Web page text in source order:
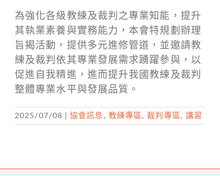
為強化各級教練及裁判之專業知能，提升
其執業素養與實務能力，本會特規劃辦理
旨揭活動，提供多元進修管道，並邀請教
練及裁判依其專業發展需求踴躍參與，以
促進自我精進，進而提升我國教練及裁判
整體專業水平與發展品質。
2025/07/08 協會訊息 , 教練專區,裁判專區, 講習